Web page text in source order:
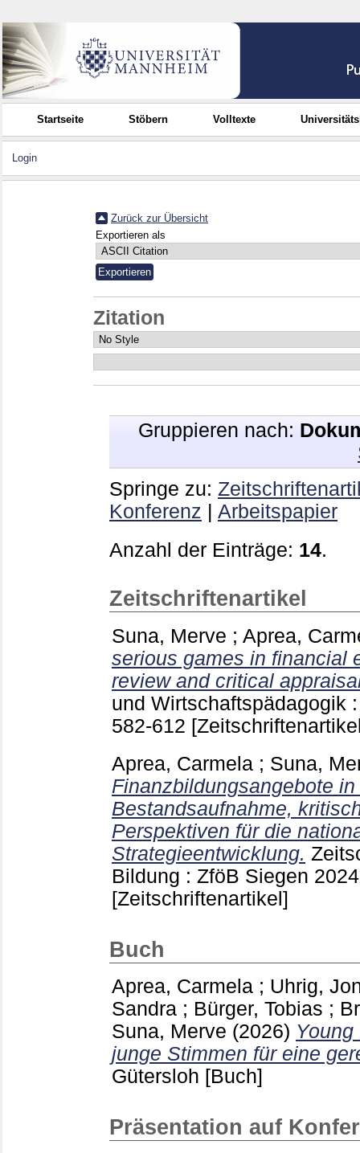
Startseite Stöbern Volltexte
Login
Zurück zur Übersicht
Exportieren als
Zitation
Gruppieren nach:
Springe zu:
Konferenz
Arbeitspapier
Anzahl der Einträge: 14.
Zeitschriftenartikel
Suna, Merve ; Aprea,
serious games in financial
review and critical
und Wirtschaftspädagogik
582-612
Aprea, Carmela ; Suna,
Finanzbildungsangebote
Bestandsaufnahme,
Perspektiven für die
Strategieentwicklung.
Bildung : ZföB Siegen
[Zeitschriftenartikel]
Buch
Aprea, Carmela ; Uhrig,
Sandra ; Bürger, Tobias ;
Suna, Merve (2026) Young
junge Stimmen für eine
Gütersloh [Buch]
Präsentation auf